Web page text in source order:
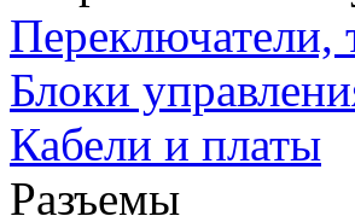
Переключатели,
Блоки
Кабели и платы
Разъемы